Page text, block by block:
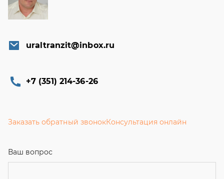
uraltranzit@inbox.ru
+7 (351) 214-36-26
Заказать обратный звонокКонсультация онлайн
Ваш вопрос